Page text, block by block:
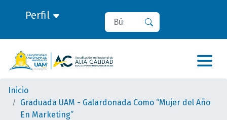
Perfil Buscar
Inicio
Graduada UAM - Galardonada Como “Mujer del Año
En Marketing”